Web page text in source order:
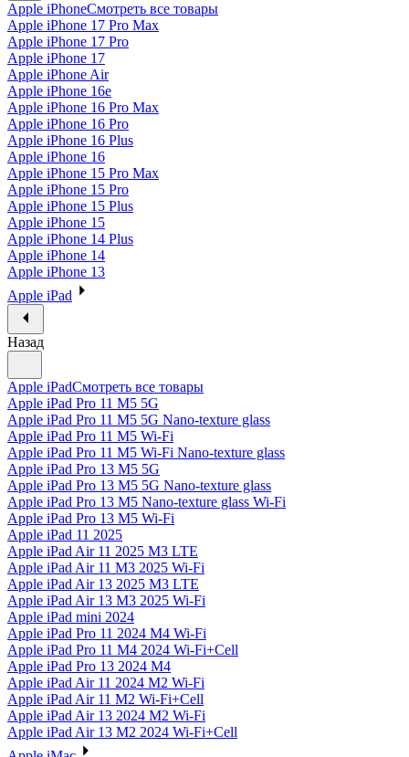
Apple iPhoneСмотреть все товары
Apple iPhone 17 Pro Max
Apple iPhone 17 Pro
Apple iPhone 17
Apple iPhone Air
Apple iPhone 16e
Apple iPhone 16 Pro Max
Apple iPhone 16 Pro
Apple iPhone 16 Plus
Apple iPhone 16
Apple iPhone 15 Pro Max
Apple iPhone 15 Pro
Apple iPhone 15 Plus
Apple iPhone 15
Apple iPhone 14 Plus
Apple iPhone 14
Apple iPhone 13
Apple iPad
Назад
Apple iPadСмотреть все товары
Apple iPad Pro 11 M5 5G
Apple iPad Pro 11 M5 5G Nano-texture glass
Apple iPad Pro 11 M5 Wi-Fi
Apple iPad Pro 11 M5 Wi-Fi Nano-texture glass
Apple iPad Pro 13 M5 5G
Apple iPad Pro 13 M5 5G Nano-texture glass
Apple iPad Pro 13 M5 Nano-texture glass Wi-Fi
Apple iPad Pro 13 M5 Wi-Fi
Apple iPad 11 2025
Apple iPad Air 11 2025 M3 LTE
Apple iPad Air 11 M3 2025 Wi-Fi
Apple iPad Air 13 2025 M3 LTE
Apple iPad Air 13 M3 2025 Wi-Fi
Apple iPad mini 2024
Apple iPad Pro 11 2024 M4 Wi-Fi
Apple iPad Pro 11 M4 2024 Wi-Fi+Cell
Apple iPad Pro 13 2024 M4
Apple iPad Air 11 2024 M2 Wi-Fi
Apple iPad Air 11 M2 Wi-Fi+Cell
Apple iPad Air 13 2024 M2 Wi-Fi
Apple iPad Air 13 M2 2024 Wi-Fi+Cell